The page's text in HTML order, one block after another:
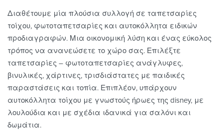
Διαθέτουμε μία πλούσια συλλογή σε ταπετσαρίες
τοίχου, φωτοταπετσαρίες και αυτοκόλλητα ειδικών
προδιαγραφών. Μια οικονομική λύση και ένας εύκολος
τρόπος να ανανεώσετε το χώρο σας. Επιλέξτε
ταπετσαρίες – φωτοταπετσαρίες ανάγλυφες,
βινυλικές, χάρτινες, τρισδιάστατες με παιδικές
παραστάσεις και τοπία. Επιπλέον, υπάρχουν
αυτοκόλλητα τοίχου με γνωστούς ήρωες της disney, με
λουλούδια και με σχέδια ιδανικά για σαλόνι και
δωμάτια.